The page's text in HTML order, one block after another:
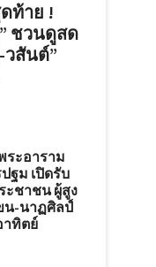
ท้าย !
ชวนดูสด
วสันต์”
ระอาราม
ฐม เปิดรับ
ะชาชน ผู้สูง
น-นาฏศิลป์
าทิตย์